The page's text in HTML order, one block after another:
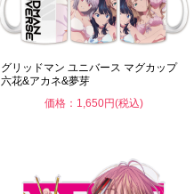
グリッドマン ユニバース マグカップ
六花&アカネ&夢芽
価格：1,650円(税込)